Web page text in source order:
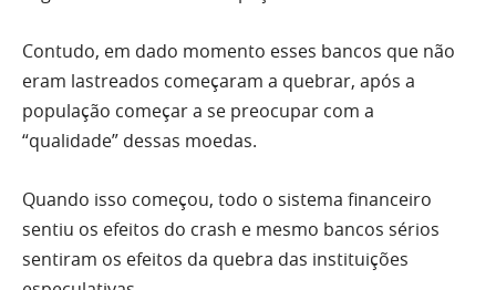
Contudo, em dado momento esses bancos que não
eram lastreados começaram a quebrar, após a
população começar a se preocupar com a
“qualidade” dessas moedas.
Quando isso começou, todo o sistema financeiro
sentiu os efeitos do crash e mesmo bancos sérios
sentiram os efeitos da quebra das instituições